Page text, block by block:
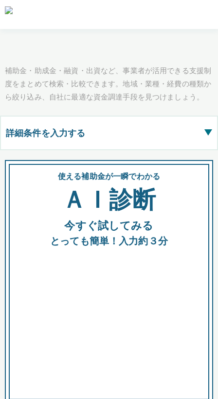
補助金・助成金・融資・出資など、事業者が活用できる支援制
度をまとめて検索・比較できます。地域・業種・経費の種類か
ら絞り込み、自社に最適な資金調達手段を見つけましょう。
詳細条件を入力する ▶
都道府県
全国の検索結果を含めて表示
助成金 融資 出資
使える補助金が一瞬でわかる
ＡＩ診断
今すぐ試してみる
とっても簡単！入力約３分